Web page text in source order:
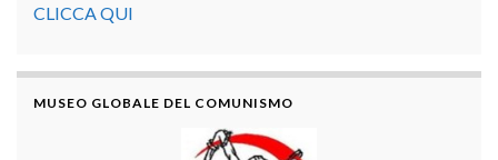
CLICCA QUI
MUSEO GLOBALE DEL COMUNISMO